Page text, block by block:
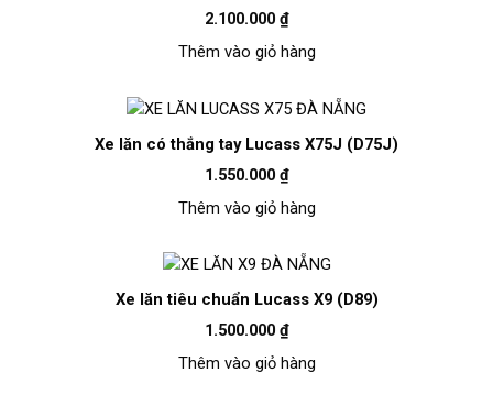
2.100.000 ₫
Thêm vào giỏ hàng
Xe lăn có thắng tay Lucass X75J (D75J)
1.550.000 ₫
Thêm vào giỏ hàng
Xe lăn tiêu chuẩn Lucass X9 (D89)
1.500.000 ₫
Thêm vào giỏ hàng